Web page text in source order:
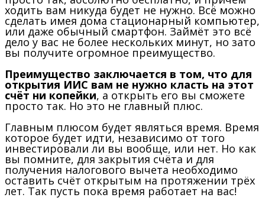
ходить вам никуда будет не нужно. Всё можно
сделать имея дома стационарный компьютер,
или даже обычный смартфон. Займёт это всё
дело у вас не более нескольких минут, но зато
вы получите огромное преимущество.
Преимущество заключается в том, что для
открытия ИИС вам не нужно класть на этот
счёт ни копейки, а открыть его вы сможете
просто так. Но это не главный плюс.
Главным плюсом будет являться время. Время
которое будет идти, независимо от того
инвестировали ли вы вообще, или нет. Но как
вы помните, для закрытия счёта и для
получения налогового вычета необходимо
оставить счёт открытым на протяжении трёх
лет. Так пусть пока время работает на вас!